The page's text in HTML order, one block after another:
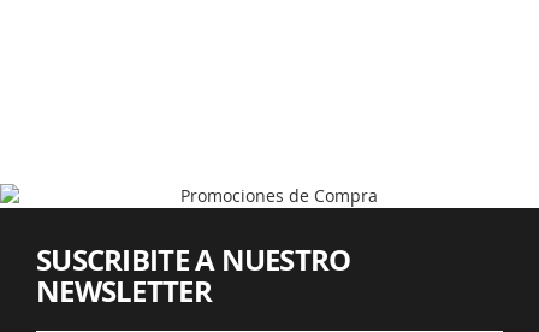
SUSCRIBITE A NUESTRO
NEWSLETTER